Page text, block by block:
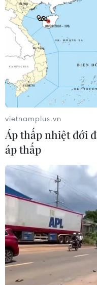
vietnamplus.vn
Áp thấp nhiệt đới
áp thấp